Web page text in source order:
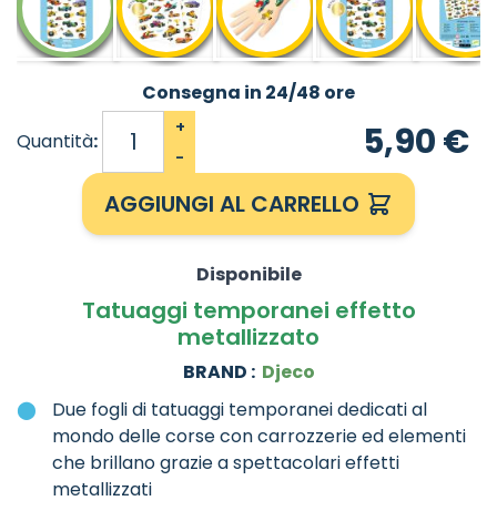
Consegna in 24/48 ore
Quantità:
+
-
5,90 €
AGGIUNGI AL CARRELLO
Disponibile
Tatuaggi temporanei effetto
metallizzato
BRAND : Djeco
Due fogli di tatuaggi temporanei dedicati al
mondo delle corse con carrozzerie ed elementi
che brillano grazie a spettacolari effetti
metallizzati